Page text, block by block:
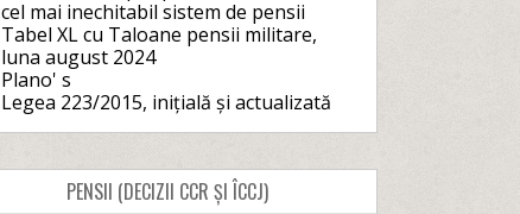
cel mai inechitabil sistem de pensii
Tabel XL cu Taloane pensii militare,
luna august 2024
Plano' s
Legea 223/2015, inițială și actualizată
PENSII (DECIZII CCR ȘI ÎCCJ)